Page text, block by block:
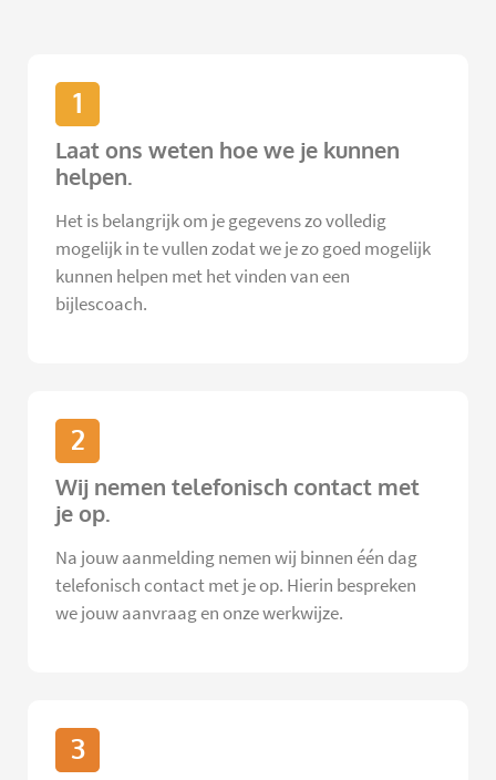
1
Laat ons weten hoe we je kunnen
helpen.
Het is belangrijk om je gegevens zo volledig
mogelijk in te vullen zodat we je zo goed mogelijk
kunnen helpen met het vinden van een
bijlescoach.
2
Wij nemen telefonisch contact met
je op.
Na jouw aanmelding nemen wij binnen één dag
telefonisch contact met je op. Hierin bespreken
we jouw aanvraag en onze werkwijze.
3